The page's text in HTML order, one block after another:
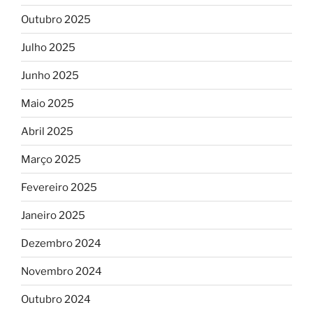
Outubro 2025
Julho 2025
Junho 2025
Maio 2025
Abril 2025
Março 2025
Fevereiro 2025
Janeiro 2025
Dezembro 2024
Novembro 2024
Outubro 2024